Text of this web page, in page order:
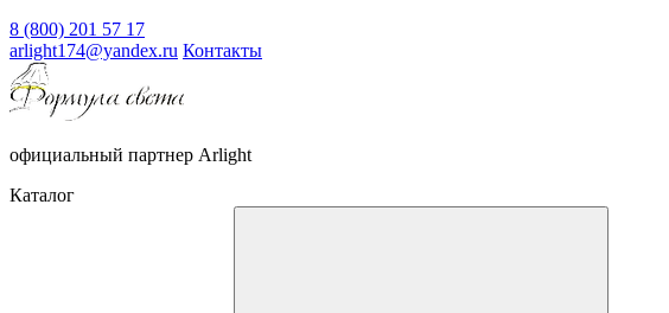
8 (800) 201 57 17
arlight174@yandex.ru Контакты
официальный партнер Arlight
Каталог